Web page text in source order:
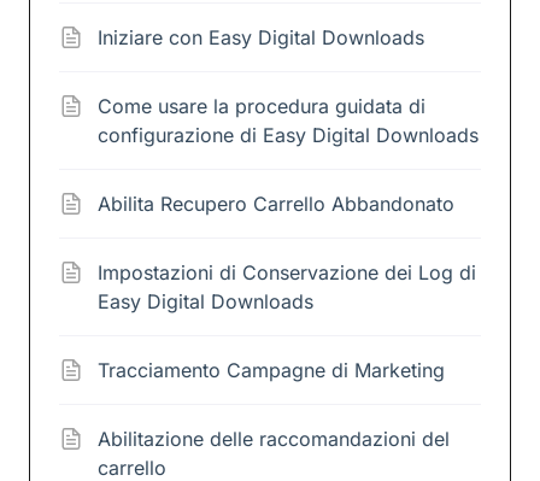
Iniziare con Easy Digital Downloads
Come usare la procedura guidata di
configurazione di Easy Digital Downloads
Abilita Recupero Carrello Abbandonato
Impostazioni di Conservazione dei Log di
Easy Digital Downloads
Tracciamento Campagne di Marketing
Abilitazione delle raccomandazioni del
carrello